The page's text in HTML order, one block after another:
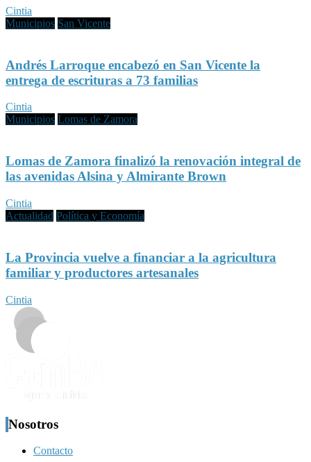
Cintia
Municipios San Vicente
Andrés Larroque encabezó en San Vicente la
entrega de escrituras a 73 familias
Cintia
Municipios Lomas de Zamora
Lomas de Zamora finalizó la renovación integral de
las avenidas Alsina y Almirante Brown
Cintia
Actualidad Política y Economía
La Provincia vuelve a financiar a la agricultura
familiar y productores artesanales
Cintia
Nosotros
Contacto